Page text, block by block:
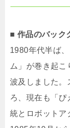
■ 作品のバック
1980年代半ば
ム」が巻き起
波及しました。
ろ、現在も「ぴ
統とロボットア